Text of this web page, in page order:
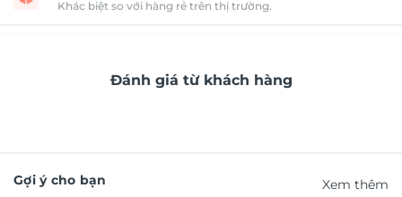
Khác biệt so với hàng rẻ trên thị trường.
Đánh giá từ khách hàng
Gợi ý cho bạn Xem thêm